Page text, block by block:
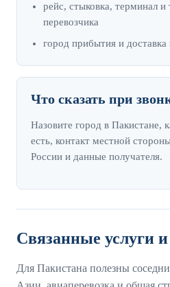
рейс, стыковка, терминал и
перевозчика
город прибытия и доставка
Что сказать при
Назовите город в Пакистане,
есть, контакт местной
России и данные получателя.
Связанные услуги
Для Пакистана полезны